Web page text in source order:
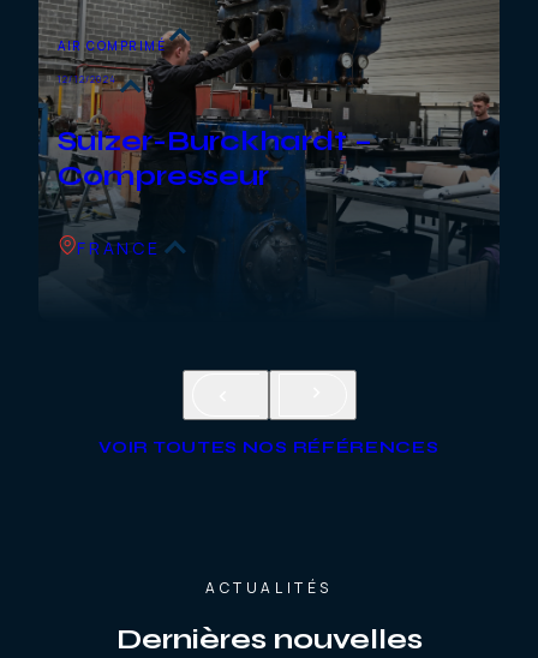
AIR COMPRIMÉ
12/12/2024
Sulzer-Burckhardt –
Compresseur
FRANCE
VOIR TOUTES NOS RÉFÉRENCES
ACTUALITÉS
Dernières nouvelles